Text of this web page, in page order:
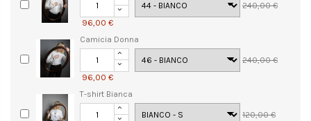
240,00 €
96,00 €
Camicia Donna
240,00 €
96,00 €
T-shirt Bianca
120,00 €